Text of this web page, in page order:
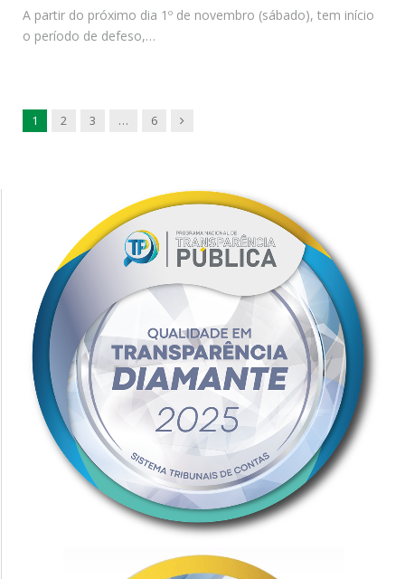
A partir do próximo dia 1º de novembro (sábado), tem início
o período de defeso,…
1 2 3 … 6 Next